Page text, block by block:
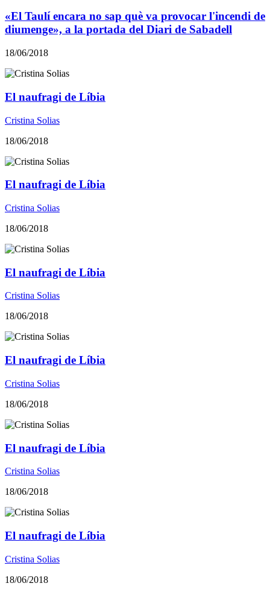
«El Taulí encara no sap què va provocar l'incendi de
diumenge», a la portada del Diari de Sabadell
18/06/2018
El naufragi de Líbia
Cristina Solias
18/06/2018
El naufragi de Líbia
Cristina Solias
18/06/2018
El naufragi de Líbia
Cristina Solias
18/06/2018
El naufragi de Líbia
Cristina Solias
18/06/2018
El naufragi de Líbia
Cristina Solias
18/06/2018
El naufragi de Líbia
Cristina Solias
18/06/2018